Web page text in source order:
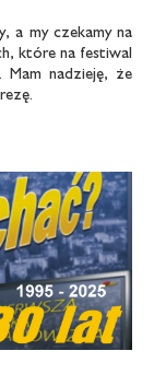
a my czekamy na
które na festiwal
Mam nadzieję, że